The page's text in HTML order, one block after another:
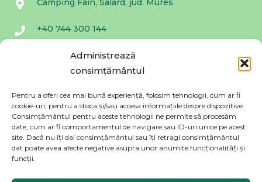
Administrează
consimțământul
Pentru a oferi cea mai bună experiență, folosim tehnologii, cum ar fi
cookie-uri, pentru a stoca și/sau accesa informațiile despre dispozitive.
Consimțământul pentru aceste tehnologii ne permite să procesăm
date, cum ar fi comportamentul de navigare sau ID-uri unice pe acest
site. Dacă nu îți dai consimțământul sau îți retragi consimțământul
dat poate avea afecte negative asupra unor anumite funcționalități și
funcții.
Camping Fain, Salard, jud. Mures
+40 744 300 144
campingfain@gmail.com
Fa parte din Povestea Fain. Promitem ca nu
trimitem spam!